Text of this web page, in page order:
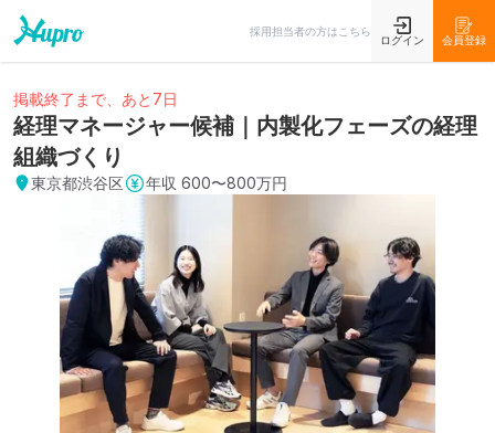
採用担当者の方はこちら
ログイン 会員登録
掲載終了まで、あと7日
経理マネージャー候補｜内製化フェーズの経理
組織づくり
東京都渋谷区 年収 600〜800万円